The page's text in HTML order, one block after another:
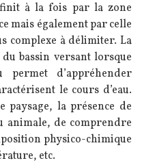
à la fois par la zone
mais également par celle
complexe à délimiter. La
bassin versant lorsque
permet d’appréhender
le cours d’eau.
paysage, la présence de
animale, de comprendre
physico-chimique
etc.